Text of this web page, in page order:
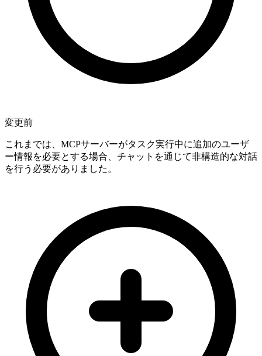
変更前
これまでは、MCPサーバーがタスク実行中に追加のユーザ
ー情報を必要とする場合、チャットを通じて非構造的な対話
を行う必要がありました。